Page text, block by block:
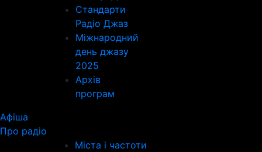
Стандарти
Радіо Джаз
Міжнародний
день джазу
2025
Архів
програм
Афіша
Про радіо
Міста і частоти